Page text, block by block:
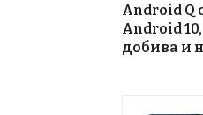
Android Q
Android
добива и